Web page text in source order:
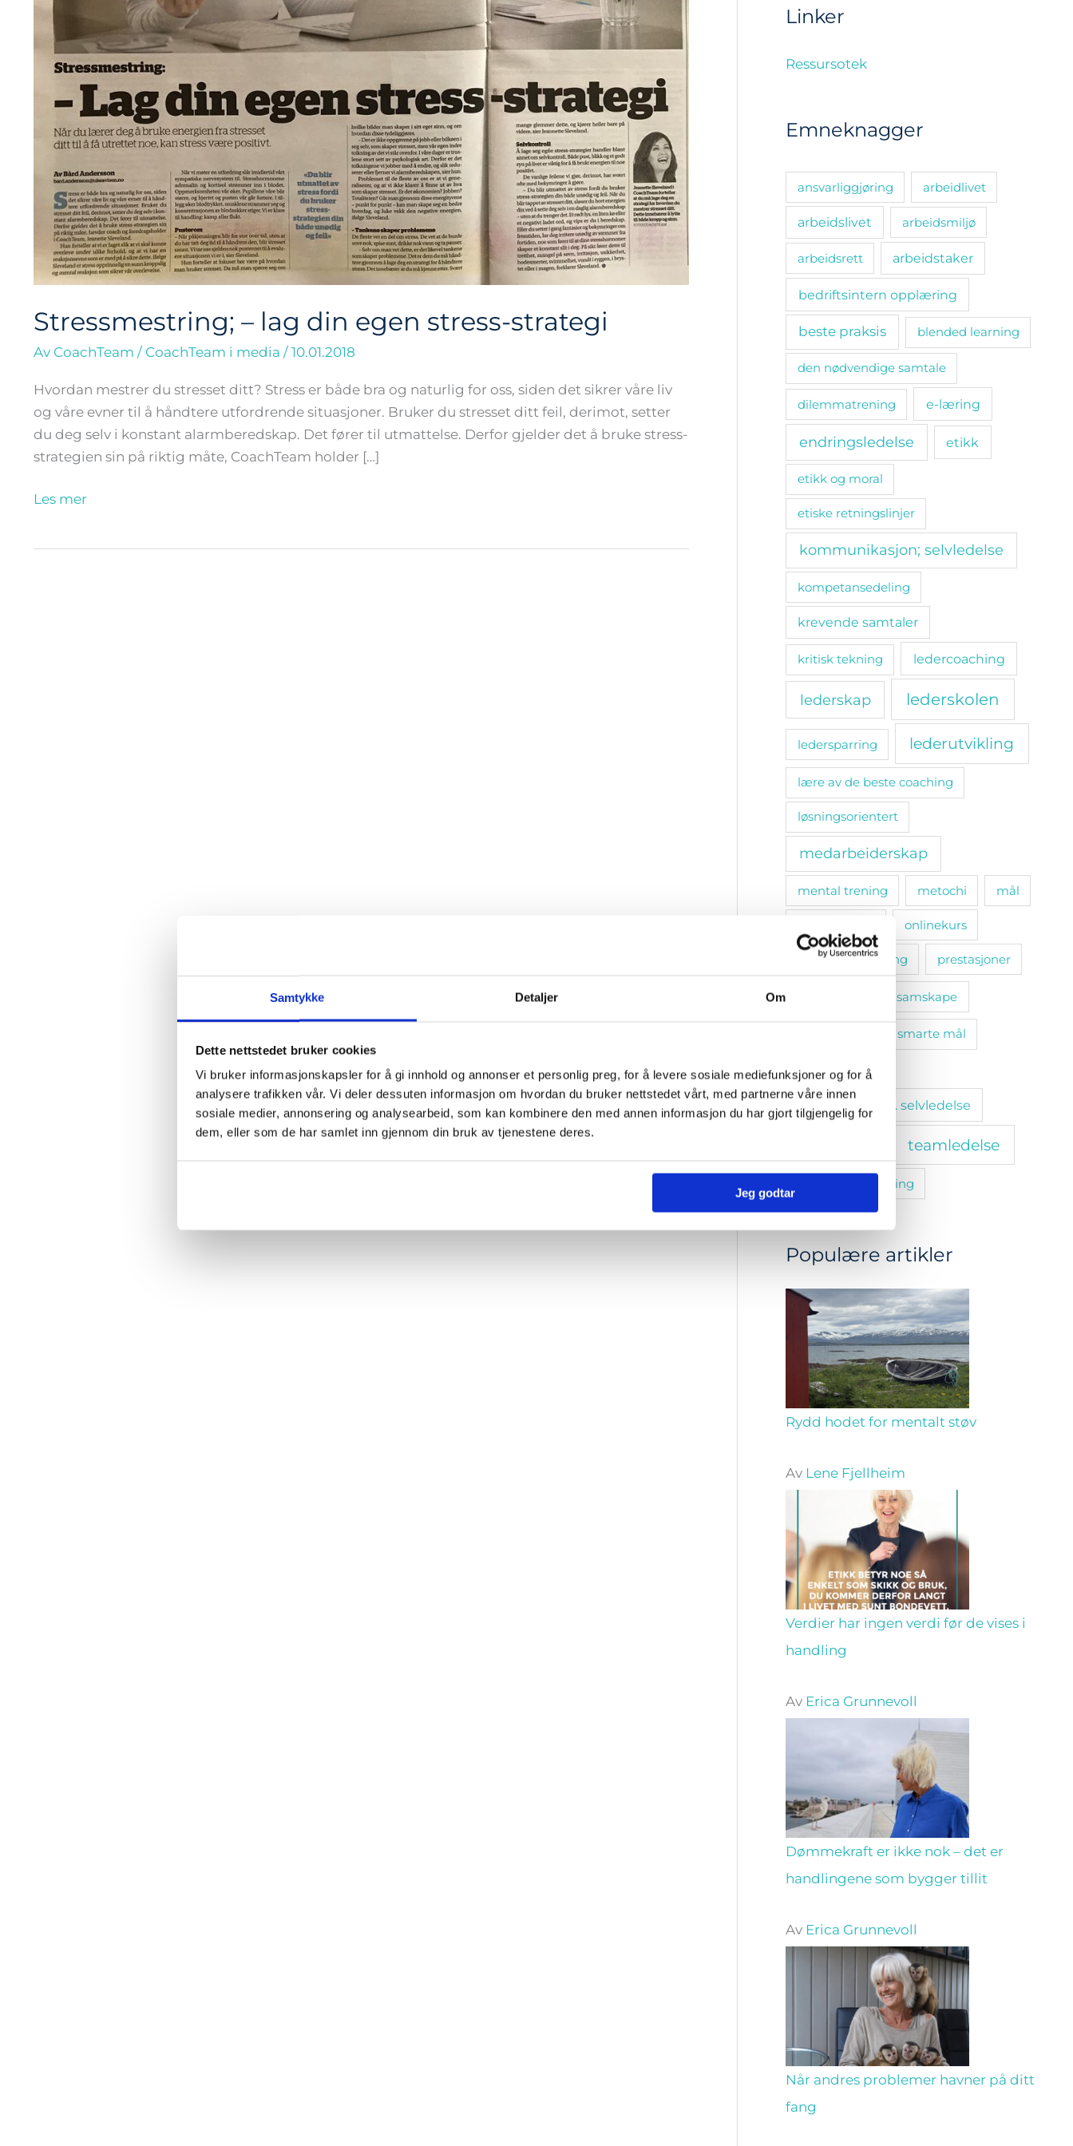
Samtykke Detaljer Om
Dette nettstedet bruker cookies
Vi bruker informasjonskapsler for å gi innhold og annonser et personlig preg, for å levere sosiale mediefunksjoner og for å
analysere trafikken vår. Vi deler dessuten informasjon om hvordan du bruker nettstedet vårt, med partnerne våre innen
sosiale medier, annonsering og analysearbeid, som kan kombinere den med annen informasjon du har gjort tilgjengelig for
dem, eller som de har samlet inn gjennom din bruk av tjenestene deres.
Jeg godtar
Stressmestring; – lag din egen stress-strategi
Av CoachTeam / CoachTeam i media / 10.01.2018
Hvordan mestrer du stresset ditt? Stress er både bra og naturlig for oss, siden det sikrer våre liv
og våre evner til å håndtere utfordrende situasjoner. Bruker du stresset ditt feil, derimot, setter
du deg selv i konstant alarmberedskap. Det fører til utmattelse. Derfor gjelder det å bruke stress-
strategien sin på riktig måte, CoachTeam holder […]
Les mer
Linker
Ressursotek
Emneknagger
ansvarliggjøring arbeidlivet
arbeidslivet arbeidsmiljø
arbeidsrett arbeidstaker
bedriftsintern opplæring
beste praksis blended learning
den nødvendige samtale
dilemmatrening e-læring
endringsledelse etikk
etikk og moral
etiske retningslinjer
kommunikasjon; selvledelse
kompetansedeling
krevende samtaler
kritisk tekning ledercoaching
lederskap lederskolen
ledersparring lederutvikling
lære av de beste coaching
løsningsorientert
medarbeiderskap
mental trening metochi mål
onlinekurs
personlig utvikling prestasjoner
samskape
smarte mål
sosiale bånd
stressmestring. selvledelse
teamledelse
utvikling
Populære artikler
Rydd hodet for mentalt støv
Av Lene Fjellheim
Verdier har ingen verdi før de vises i
handling
Av Erica Grunnevoll
Dømmekraft er ikke nok – det er
handlingene som bygger tillit
Av Erica Grunnevoll
Når andres problemer havner på ditt
fang